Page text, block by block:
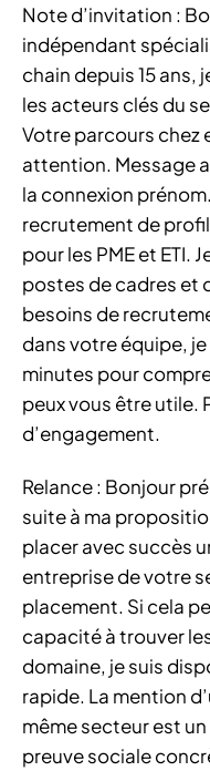
Note d’invitation :
indépendant
chain depuis 15 ans,
les acteurs clés du
Votre parcours chez
attention. Message
la connexion
recrutement de
pour les PME et ETI.
postes de cadres et
besoins de
dans votre équipe, je
minutes pour
peux vous être utile.
d’engagement.
Relance : Bonjour
suite à ma
placer avec succès
entreprise de votre
placement. Si cela
capacité à trouver
domaine, je suis
rapide. La mention
même secteur est
preuve sociale